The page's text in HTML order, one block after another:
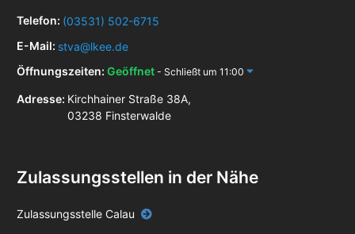
Telefon: (03531) 502-6715
E-Mail: stva@lkee.de
Öffnungszeiten: Geöffnet - Schließt um 11:00
Adresse: Kirchhainer Straße 38A,
03238 Finsterwalde
Zulassungsstellen in der Nähe
Zulassungsstelle Calau